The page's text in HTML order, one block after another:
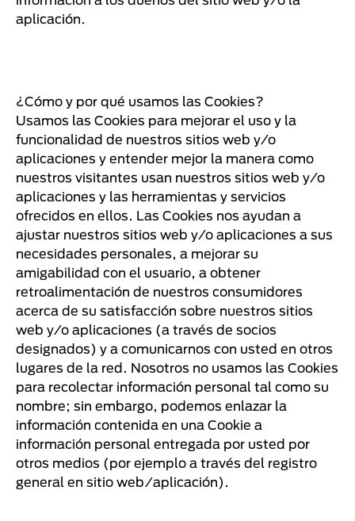
aplicación.
¿Cómo y por qué usamos las Cookies?
Usamos las Cookies para mejorar el uso y la
funcionalidad de nuestros sitios web y/o
aplicaciones y entender mejor la manera como
nuestros visitantes usan nuestros sitios web y/o
aplicaciones y las herramientas y servicios
ofrecidos en ellos. Las Cookies nos ayudan a
ajustar nuestros sitios web y/o aplicaciones a sus
necesidades personales, a mejorar su
amigabilidad con el usuario, a obtener
retroalimentación de nuestros consumidores
acerca de su satisfacción sobre nuestros sitios
web y/o aplicaciones (a través de socios
designados) y a comunicarnos con usted en otros
lugares de la red. Nosotros no usamos las Cookies
para recolectar información personal tal como su
nombre; sin embargo, podemos enlazar la
información contenida en una Cookie a
información personal entregada por usted por
otros medios (por ejemplo a través del registro
general en sitio web/aplicación).